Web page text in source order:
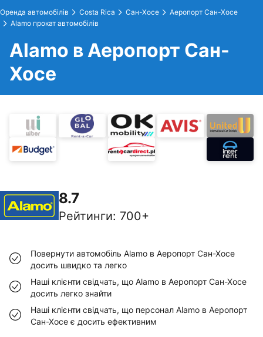
Оренда автомобілів Costa Rica Сан-Хосе
Аеропорт Сан-Хосе
Alamo прокат автомобілів
Alamo в Аеропорт Сан-
Хосе
8.7
Рейтинги: 700+
Повернути автомобіль Alamo в Аеропорт Сан-Хосе
досить швидко та легко
Наші клієнти свідчать, що Alamo в Аеропорт Сан-Хосе
досить легко знайти
Наші клієнти свідчать, що персонал Alamo в Аеропорт
Сан-Хосе є досить ефективним